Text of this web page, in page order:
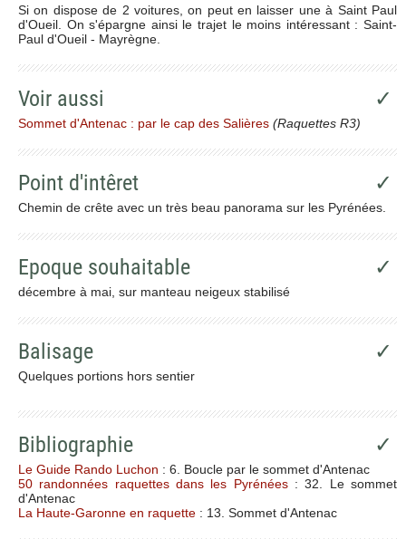
Si on dispose de 2 voitures, on peut en laisser une à Saint Paul
d'Oueil. On s'épargne ainsi le trajet le moins intéressant : Saint-
Paul d'Oueil - Mayrègne.
Voir aussi ✓
Sommet d'Antenac : par le cap des Salières (Raquettes R3)
Point d'intêret ✓
Chemin de crête avec un très beau panorama sur les Pyrénées.
Epoque souhaitable ✓
décembre à mai, sur manteau neigeux stabilisé
Balisage ✓
Quelques portions hors sentier
Bibliographie ✓
Le Guide Rando Luchon : 6. Boucle par le sommet d'Antenac
50 randonnées raquettes dans les Pyrénées: 32. Le sommet
d'Antenac
La Haute-Garonne en raquette : 13. Sommet d'Antenac